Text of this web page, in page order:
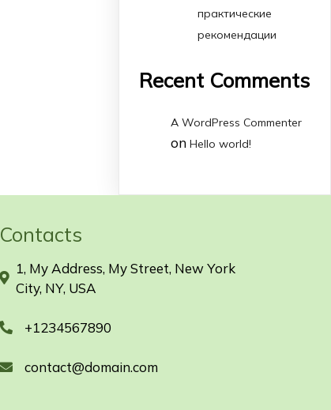
практические
рекомендации
Recent Comments
A WordPress Commenter
onHello world!
Contacts
1, My Address, My Street, New York
City, NY, USA
+1234567890
contact@domain.com